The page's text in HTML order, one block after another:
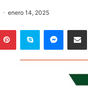
enero 14, 2025
PinterestSkype